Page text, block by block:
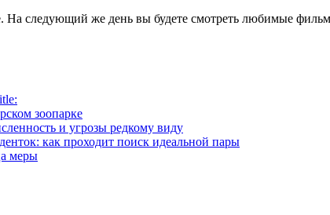
На следующий же день вы будете смотреть любимые
зоопарке
и угрозы редкому виду
как проходит поиск идеальной пары
меры